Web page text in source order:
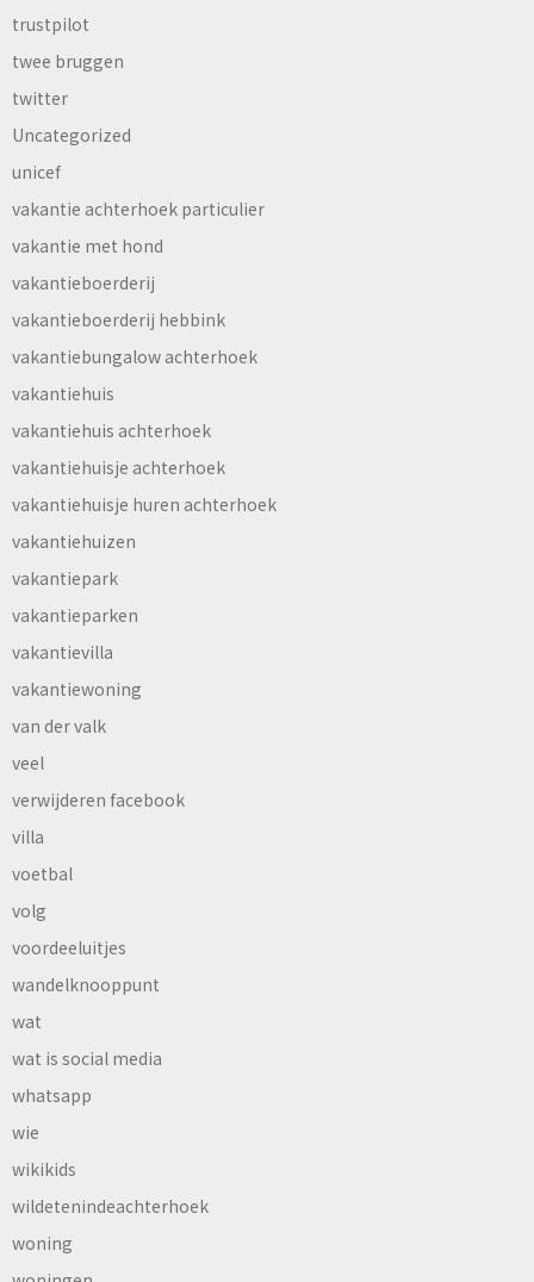
trustpilot
twee bruggen
twitter
Uncategorized
unicef
vakantie achterhoek particulier
vakantie met hond
vakantieboerderij
vakantieboerderij hebbink
vakantiebungalow achterhoek
vakantiehuis
vakantiehuis achterhoek
vakantiehuisje achterhoek
vakantiehuisje huren achterhoek
vakantiehuizen
vakantiepark
vakantieparken
vakantievilla
vakantiewoning
van der valk
veel
verwijderen facebook
villa
voetbal
volg
voordeeluitjes
wandelknooppunt
wat
wat is social media
whatsapp
wie
wikikids
wildetenindeachterhoek
woning